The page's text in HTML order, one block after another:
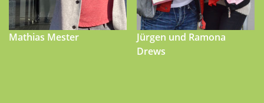
Mathias Mester
Jürgen und Ramona
Drews